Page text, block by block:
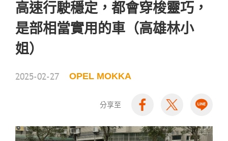
高速行駛穩定，都會穿梭靈巧，
是部相當實用的車（高雄林小
姐）
2025-02-27 OPEL MOKKA
分享至